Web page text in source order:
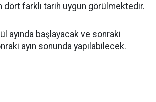
dört farklı tarih uygun görülmektedir.
ayında başlayacak ve sonraki
ayın sonunda yapılabilecek.